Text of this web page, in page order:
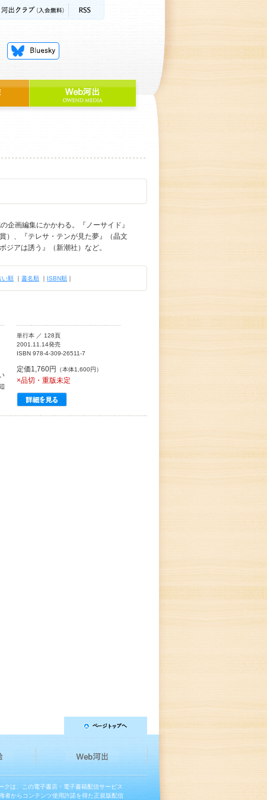
企画編集にかかわる。『ノーサイド』
）、『テレサ・テンが見た夢』（晶文
アは誘う』（新潮社）など。
い順 ｜ 書名順 ｜ ISBN順 ｜
単行本 ／ 128頁
2001.11.14発売
ISBN 978-4-309-26511-7
定価1,760円 （本体1,600円）
×品切・重版未定
クは、この電子書店・電子書籍配信サービス
者からコンテンツ使用許諾を得た正規版配信